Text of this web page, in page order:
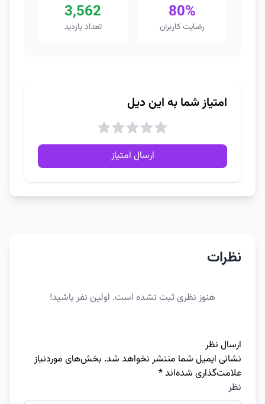
80%
رضایت کاربران
3,562
تعداد بازدید
امتیاز شما به این دیل
ارسال امتیاز
نظرات
هنوز نظری ثبت نشده است. اولین نفر باشید!
ارسال نظر
نشانی ایمیل شما منتشر نخواهد شد. بخش‌های موردنیاز
علامت‌گذاری شده‌اند*
نظر